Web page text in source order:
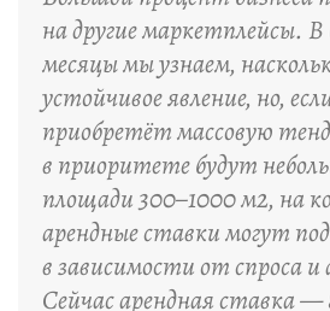
на другие маркетплейсы.
месяцы мы узнаем,
устойчивое явление, но,
приобретёт массовую
в приоритете будут
площади 300–1000 м2, на
арендные ставки могут
в зависимости от спроса
Сейчас арендная ставка —